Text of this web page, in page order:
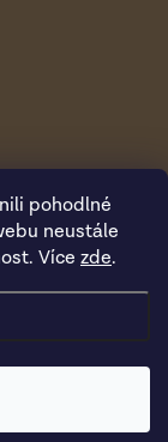
pohodlné
neustále
Více zde.
vyhrazena.